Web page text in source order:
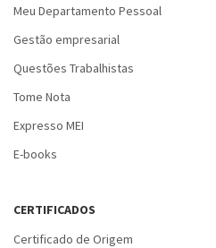
Meu Departamento Pessoal
Gestão empresarial
Questões Trabalhistas
Tome Nota
Expresso MEI
E-books
CERTIFICADOS
Certificado de Origem